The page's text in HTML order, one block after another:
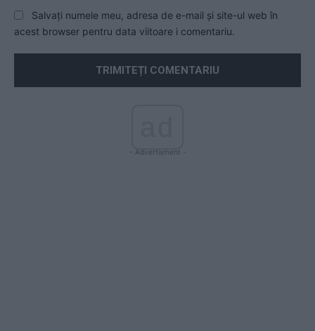
Salvați numele meu, adresa de e-mail și site-ul web în
acest browser pentru data viitoare i comentariu.
- Advertisment -